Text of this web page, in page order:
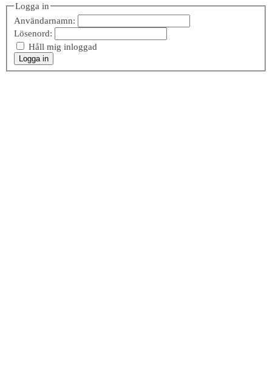
Logga in
Användarnamn:
Lösenord:
Håll mig inloggad
Logga in